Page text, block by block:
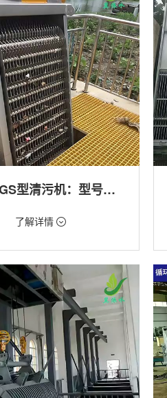
衡水BYGS型清污机：型号多样应用广泛
/台
水处理,渠道,化工,纺织
了解详情